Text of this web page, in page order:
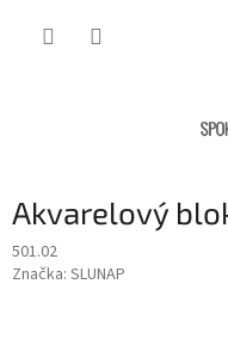
Akvarelový
501.02
Značka: SLUNAP